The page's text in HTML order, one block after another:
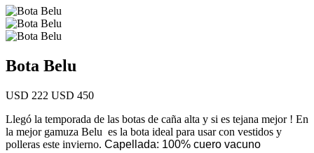
Bota Belu
USD 222 USD 450
Llegó la temporada de las botas de caña alta y si es tejana mejor ! En
la mejor gamuza Belu es la bota ideal para usar con vestidos y
polleras este invierno. Capellada: 100% cuero vacuno